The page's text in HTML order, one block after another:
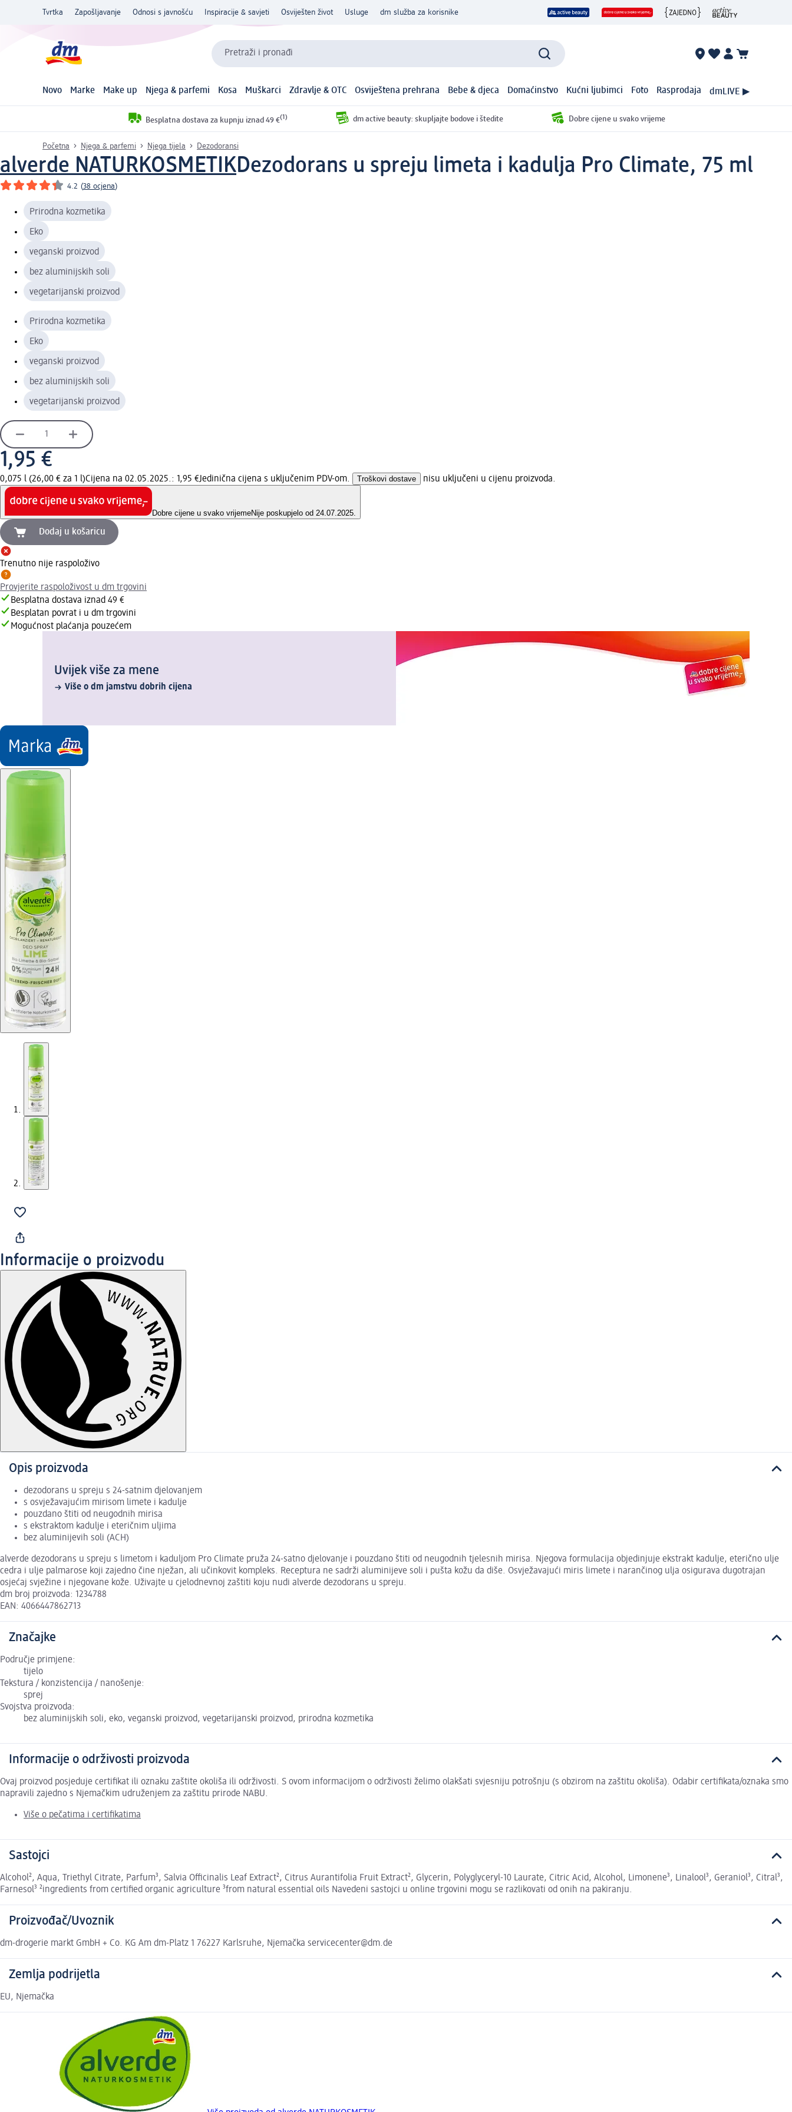
Tvrtka Zapošljavanje Odnosi s javnošću Inspiracije & savjeti Osviješten život Usluge dm služba za korisnike
Pretraži i pronađi
Novo Marke Make up Njega & parfemi Kosa Muškarci Zdravlje & OTC Osviještena prehrana Bebe & djeca Domaćinstvo Kućni ljubimci Foto Rasprodaja dmLIVE ▶
Besplatna dostava za kupnju iznad 49 €(1) dm active beauty: skupljajte bodove i štedite Dobre cijene u svako vrijeme
Početna Njega & parfemi Njega tijela Dezodoransi
alverde NATURKOSMETIKDezodorans u spreju limeta i kadulja Pro Climate, 75 ml
4.2 (38 ocjena)
Prirodna kozmetika
Eko
veganski proizvod
bez aluminijskih soli
vegetarijanski proizvod
Prirodna kozmetika
Eko
veganski proizvod
bez aluminijskih soli
vegetarijanski proizvod
1,95 €
0,075 l (26,00 € za 1 l)Cijena na 02.05.2025.: 1,95 €Jedinična cijena s uključenim PDV-om. Troškovi dostave nisu uključeni u cijenu proizvoda.
Dobre cijene u svako vrijemeNije poskupjelo od 24.07.2025.
Dodaj u košaricu
Trenutno nije raspoloživo
Provjerite raspoloživost u dm trgovini
Besplatna dostava iznad 49 €
Besplatan povrat i u dm trgovini
Mogućnost plaćanja pouzećem
Uvijek više za mene
Više o dm jamstvu dobrih cijena
Informacije o proizvodu
Opis proizvoda
dezodorans u spreju s 24-satnim djelovanjem
s osvježavajućim mirisom limete i kadulje
pouzdano štiti od neugodnih mirisa
s ekstraktom kadulje i eteričnim uljima
bez aluminijevih soli (ACH)
alverde dezodorans u spreju s limetom i kaduljom Pro Climate pruža 24-satno djelovanje i pouzdano štiti od neugodnih tjelesnih mirisa. Njegova formulacija objedinjuje ekstrakt kadulje, eterično ulje
cedra i ulje palmarose koji zajedno čine nježan, ali učinkovit kompleks. Receptura ne sadrži aluminijeve soli i pušta kožu da diše. Osvježavajući miris limete i narančinog ulja osigurava dugotrajan
osjećaj svježine i njegovane kože. Uživajte u cjelodnevnoj zaštiti koju nudi alverde dezodorans u spreju.
dm broj proizvoda: 1234788
EAN: 4066447862713
Značajke
Područje primjene:
tijelo
Tekstura / konzistencija / nanošenje:
sprej
Svojstva proizvoda:
bez aluminijskih soli, eko, veganski proizvod, vegetarijanski proizvod, prirodna kozmetika
Informacije o održivosti proizvoda
Ovaj proizvod posjeduje certifikat ili oznaku zaštite okoliša ili održivosti. S ovom informacijom o održivosti želimo olakšati svjesniju potrošnju (s obzirom na zaštitu okoliša). Odabir certifikata/oznaka smo
napravili zajedno s Njemačkim udruženjem za zaštitu prirode NABU.
Više o pečatima i certifikatima
Sastojci
Alcohol², Aqua, Triethyl Citrate, Parfum³, Salvia Officinalis Leaf Extract², Citrus Aurantifolia Fruit Extract², Glycerin, Polyglyceryl-10 Laurate, Citric Acid, Alcohol, Limonene³, Linalool³, Geraniol³, Citral³,
Farnesol³ ²ingredients from certified organic agriculture ³from natural essential oils Navedeni sastojci u online trgovini mogu se razlikovati od onih na pakiranju.
Proizvođač/Uvoznik
dm-drogerie markt GmbH + Co. KG Am dm-Platz 1 76227 Karlsruhe, Njemačka servicecenter@dm.de
Zemlja podrijetla
EU, Njemačka